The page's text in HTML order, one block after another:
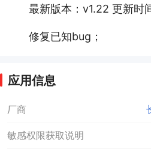
最新版本：v1.22 更新
修复已知bug；
应用信息
厂商
敏感权限获取说明